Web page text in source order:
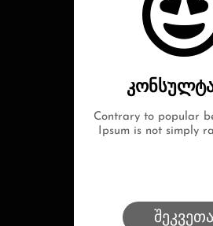
Contrary to popular
Ipsum is not simply
შეკვეთა